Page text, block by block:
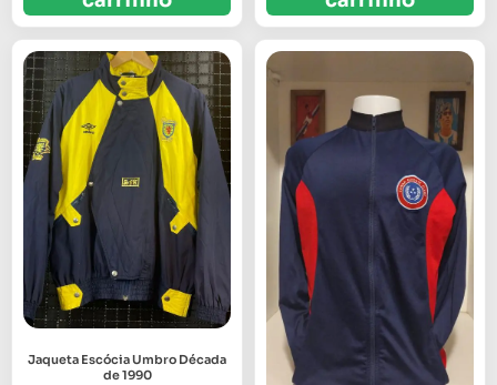
Jaqueta Escócia Umbro Década
de 1990